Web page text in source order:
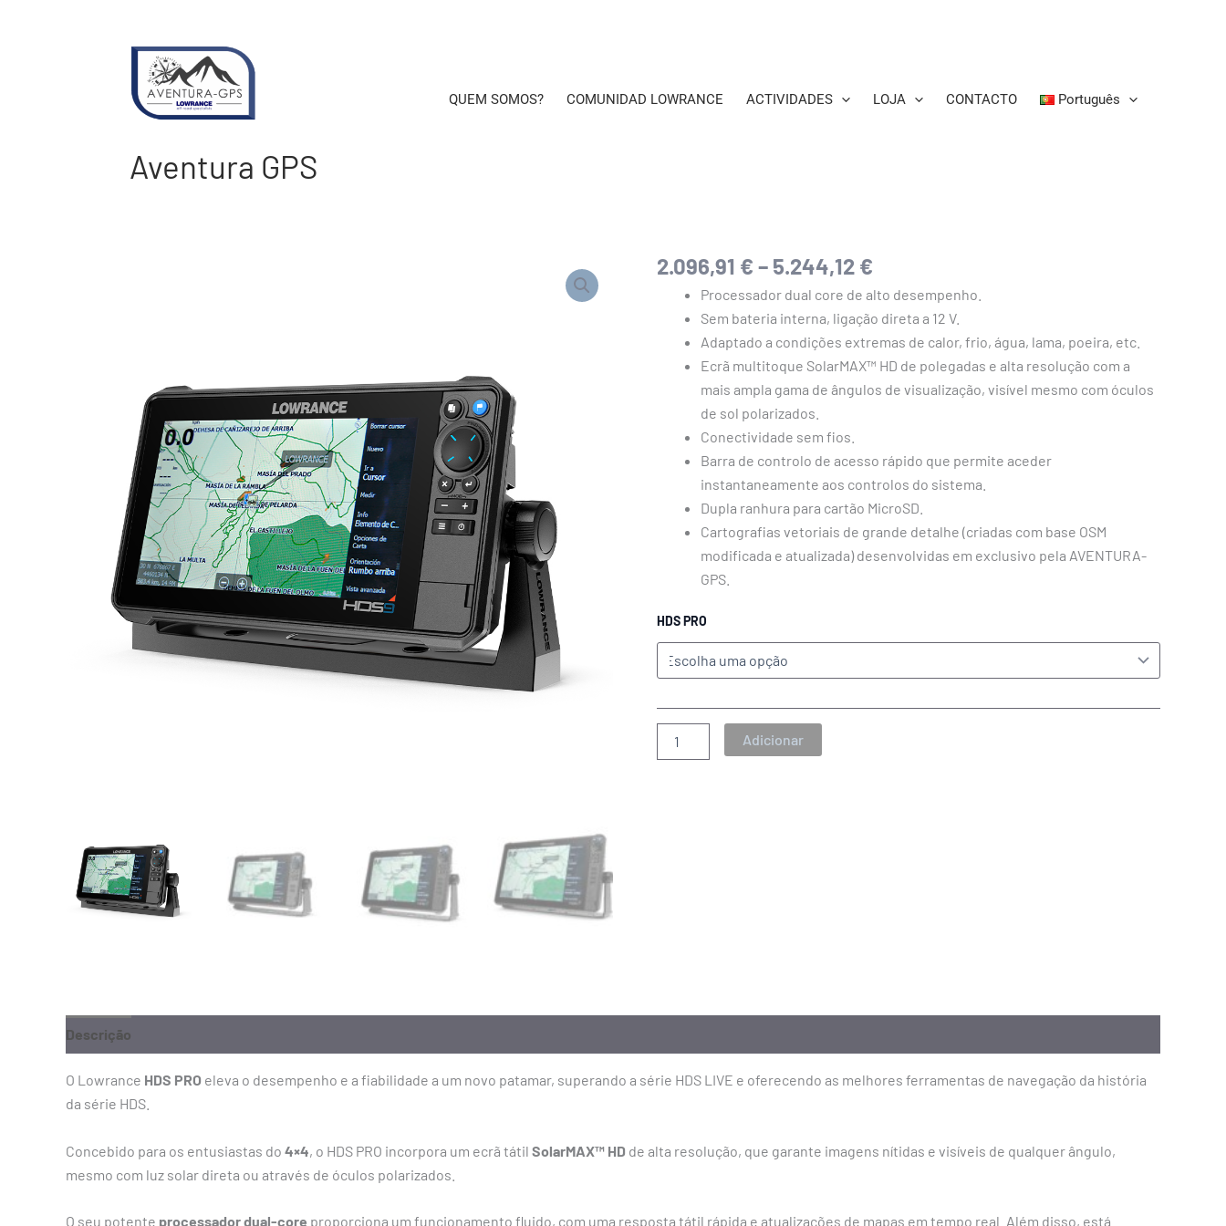
Aventura GPS
QUEM SOMOS? COMUNIDAD LOWRANCE ACTIVIDADES LOJA CONTACTO Português
2.096,91 € – 5.244,12 €
range:
2.096,91 €
through
5.244,12 €
Processador dual core de alto desempenho.
Sem bateria interna, ligação direta a 12 V.
Adaptado a condições extremas de calor, frio, água, lama, poeira, etc.
Ecrã multitoque SolarMAX™ HD de polegadas e alta resolução com a
mais ampla gama de ângulos de visualização, visível mesmo com óculos
de sol polarizados.
Conectividade sem fios.
Barra de controlo de acesso rápido que permite aceder
instantaneamente aos controlos do sistema.
Dupla ranhura para cartão MicroSD.
Cartografias vetoriais de grande detalhe (criadas com base OSM
modificada e atualizada) desenvolvidas em exclusivo pela AVENTURA-
GPS.
HDS PRO
Quantidade
Adicionar
Descrição
O Lowrance HDS PRO eleva o desempenho e a fiabilidade a um novo patamar, superando a série HDS LIVE e oferecendo as melhores ferramentas de navegação da história
da série HDS.
Concebido para os entusiastas do 4×4, o HDS PRO incorpora um ecrã tátil SolarMAX™ HD de alta resolução, que garante imagens nítidas e visíveis de qualquer ângulo,
mesmo com luz solar direta ou através de óculos polarizados.
O seu potente processador dual-core proporciona um funcionamento fluido, com uma resposta tátil rápida e atualizações de mapas em tempo real. Além disso, está